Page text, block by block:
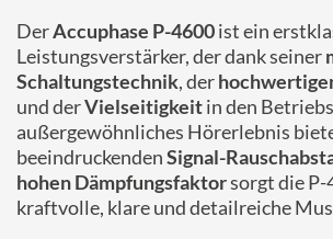
DerAccuphase P-4600ist ein
Leistungsverstärker, der dank seiner
Schaltungstechnik, der
und derVielseitigkeitin den
außergewöhnliches Hörerlebnis
beeindruckendenSignal-
hohen Dämpfungsfaktorsorgt die
kraftvolle, klare und detailreiche